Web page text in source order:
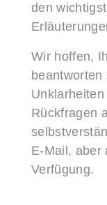
den
Wir hoffen,
Rückfragen
E-Mail, aber
Verfügung.